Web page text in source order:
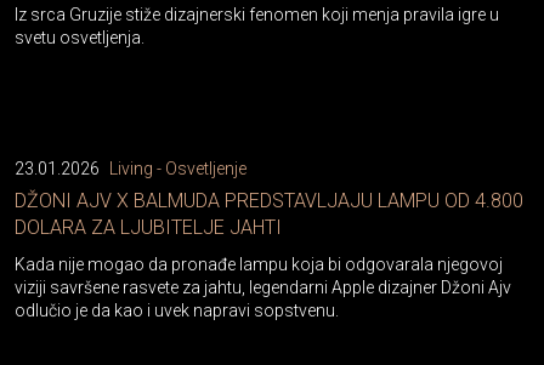
Iz srca Gruzije stiže dizajnerski fenomen koji menja pravila igre u
svetu osvetljenja.
23.01.2026 Living - Osvetljenje
DŽONI AJV X BALMUDA PREDSTAVLJAJU LAMPU OD 4.800
DOLARA ZA LJUBITELJE JAHTI
Kada nije mogao da pronađe lampu koja bi odgovarala njegovoj
viziji savršene rasvete za jahtu, legendarni Apple dizajner Džoni Ajv
odlučio je da kao i uvek napravi sopstvenu.